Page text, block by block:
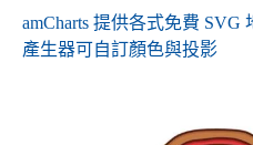
amCharts 提供各式免費 SVG
產生器可自訂顏色與投影